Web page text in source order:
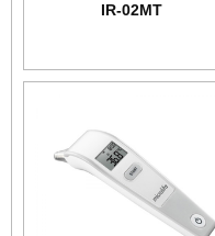
IR-02MT